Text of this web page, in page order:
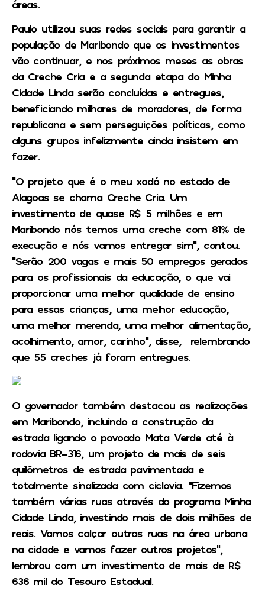
áreas.
Paulo utilizou suas redes sociais para garantir a
população de Maribondo que os investimentos
vão continuar, e nos próximos meses as obras
da Creche Cria e a segunda etapa do Minha
Cidade Linda serão concluídas e entregues,
beneficiando milhares de moradores, de forma
republicana e sem perseguições políticas, como
alguns grupos infelizmente ainda insistem em
fazer.
“O projeto que é o meu xodó no estado de
Alagoas se chama Creche Cria. Um
investimento de quase R$ 5 milhões e em
Maribondo nós temos uma creche com 81% de
execução e nós vamos entregar sim”, contou.
“Serão 200 vagas e mais 50 empregos gerados
para os profissionais da educação, o que vai
proporcionar uma melhor qualidade de ensino
para essas crianças, uma melhor educação,
uma melhor merenda, uma melhor alimentação,
acolhimento, amor, carinho”, disse, relembrando
que 55 creches já foram entregues.
O governador também destacou as realizações
em Maribondo, incluindo a construção da
estrada ligando o povoado Mata Verde até à
rodovia BR-316, um projeto de mais de seis
quilômetros de estrada pavimentada e
totalmente sinalizada com ciclovia. “Fizemos
também várias ruas através do programa Minha
Cidade Linda, investindo mais de dois milhões de
reais. Vamos calçar outras ruas na área urbana
na cidade e vamos fazer outros projetos”,
lembrou com um investimento de mais de R$
636 mil do Tesouro Estadual.